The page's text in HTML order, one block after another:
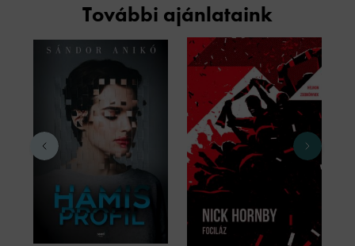
További ajánlataink